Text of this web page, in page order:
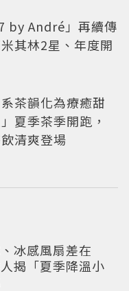
by André」再續傳
其林2星、年度開
茶韻化為療癒甜
夏季茶季開跑，
清爽登場
冰感風扇差在
揭「夏季降溫小